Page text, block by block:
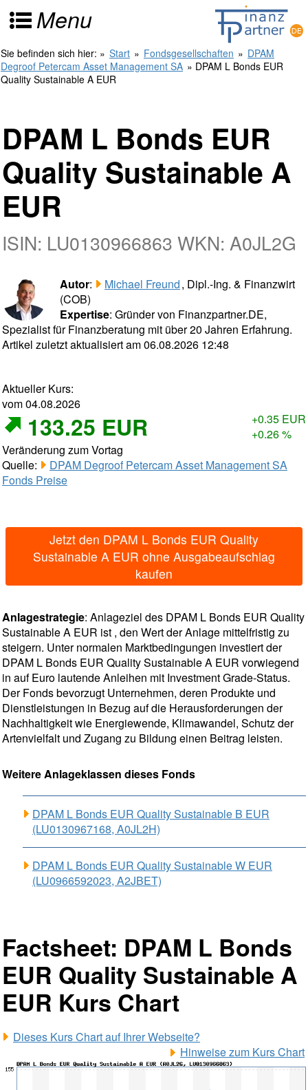
Menu
Sie befinden sich hier: » Start » Fondsgesellschaften » DPAM
Degroof Petercam Asset Management SA » DPAM L Bonds EUR
Quality Sustainable A EUR
DPAM L Bonds EUR
Quality Sustainable A
EUR
ISIN: LU0130966863 WKN: A0JL2G
Autor: Michael Freund, Dipl.-Ing. & Finanzwirt
(COB)
Expertise: Gründer von Finanzpartner.DE,
Spezialist für Finanzberatung mit über 20 Jahren Erfahrung.
Artikel zuletzt aktualisiert am 06.08.2026 12:48
Aktueller Kurs:
vom 04.08.2026
133.25 EUR
+0.35 EUR
+0.26 %
Veränderung zum Vortag
Quelle:
DPAM Degroof Petercam Asset Management SA
Fonds Preise
Jetzt den DPAM L Bonds EUR Quality
Sustainable A EUR ohne Ausgabeaufschlag
kaufen
Anlagestrategie: Anlageziel des DPAM L Bonds EUR Quality
Sustainable A EUR ist , den Wert der Anlage mittelfristig zu
steigern. Unter normalen Marktbedingungen investiert der
DPAM L Bonds EUR Quality Sustainable A EUR vorwiegend
in auf Euro lautende Anleihen mit Investment Grade-Status.
Der Fonds bevorzugt Unternehmen, deren Produkte und
Dienstleistungen in Bezug auf die Herausforderungen der
Nachhaltigkeit wie Energiewende, Klimawandel, Schutz der
Artenvielfalt und Zugang zu Bildung einen Beitrag leisten.
Weitere Anlageklassen dieses Fonds
DPAM L Bonds EUR Quality Sustainable B EUR
(LU0130967168, A0JL2H)
DPAM L Bonds EUR Quality Sustainable W EUR
(LU0966592023, A2JBET)
Factsheet: DPAM L Bonds
EUR Quality Sustainable A
EUR Kurs Chart
Dieses Kurs Chart auf Ihrer Webseite?
Hinweise zum Kurs Chart